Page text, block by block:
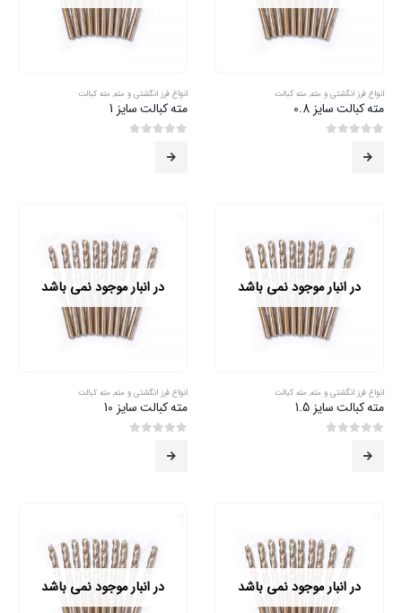
انواع فرز انگشتی و مته, مته کبالت
مته کبالت سایز 0.8
انواع فرز انگشتی و مته, مته کبالت
مته کبالت سایز 1
در انبار موجود نمی باشد
انواع فرز انگشتی و مته, مته کبالت
مته کبالت سایز 1.5
در انبار موجود نمی باشد
انواع فرز انگشتی و مته, مته کبالت
مته کبالت سایز 10
در انبار موجود نمی باشد در انبار موجود نمی باشد